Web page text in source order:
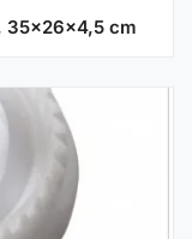
35x26x4,5 cm